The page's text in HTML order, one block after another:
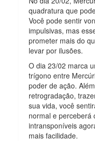
quadratura que
Você pode sentir
impulsivas, mas
prometer mais do
levar por ilusões.
O dia 23/02 marca
trígono entre
poder de ação.
retrogradação,
sua vida, você
normal e perceberá
intransponíveis
mais facilidade.